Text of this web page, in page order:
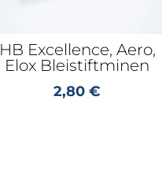
HB Excellence, Aero,
Elox Bleistiftminen
2,80€